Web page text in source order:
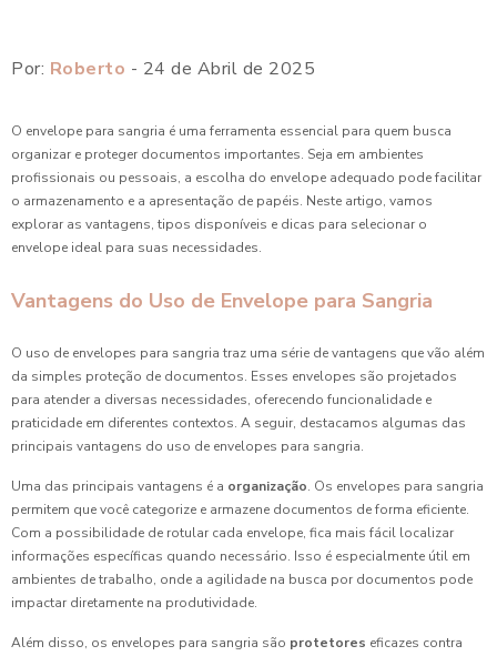
Por: Roberto - 24 de Abril de 2025
O envelope para sangria é uma ferramenta essencial para quem busca
organizar e proteger documentos importantes. Seja em ambientes
profissionais ou pessoais, a escolha do envelope adequado pode facilitar
o armazenamento e a apresentação de papéis. Neste artigo, vamos
explorar as vantagens, tipos disponíveis e dicas para selecionar o
envelope ideal para suas necessidades.
Vantagens do Uso de Envelope para Sangria
O uso de envelopes para sangria traz uma série de vantagens que vão além
da simples proteção de documentos. Esses envelopes são projetados
para atender a diversas necessidades, oferecendo funcionalidade e
praticidade em diferentes contextos. A seguir, destacamos algumas das
principais vantagens do uso de envelopes para sangria.
Uma das principais vantagens é a organização. Os envelopes para sangria
permitem que você categorize e armazene documentos de forma eficiente.
Com a possibilidade de rotular cada envelope, fica mais fácil localizar
informações específicas quando necessário. Isso é especialmente útil em
ambientes de trabalho, onde a agilidade na busca por documentos pode
impactar diretamente na produtividade.
Além disso, os envelopes para sangria são protetores eficazes contra